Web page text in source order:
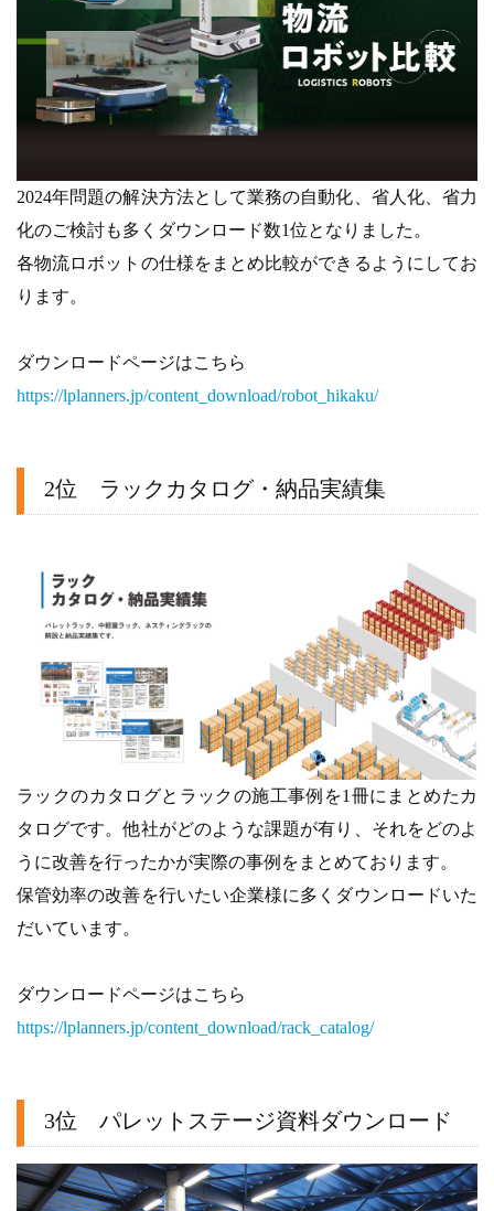
2024年問題の解決方法として業務の自動化、省人化、省力
化のご検討も多くダウンロード数1位となりました。
各物流ロボットの仕様をまとめ比較ができるようにしてお
ります。
ダウンロードページはこちら
https://lplanners.jp/content_download/robot_hikaku/
2位 ラックカタログ・納品実績集
ラックのカタログとラックの施工事例を1冊にまとめたカ
タログです。他社がどのような課題が有り、それをどのよ
うに改善を行ったかが実際の事例をまとめております。
保管効率の改善を行いたい企業様に多くダウンロードいた
だいています。
ダウンロードページはこちら
https://lplanners.jp/content_download/rack_catalog/
3位 パレットステージ資料ダウンロード